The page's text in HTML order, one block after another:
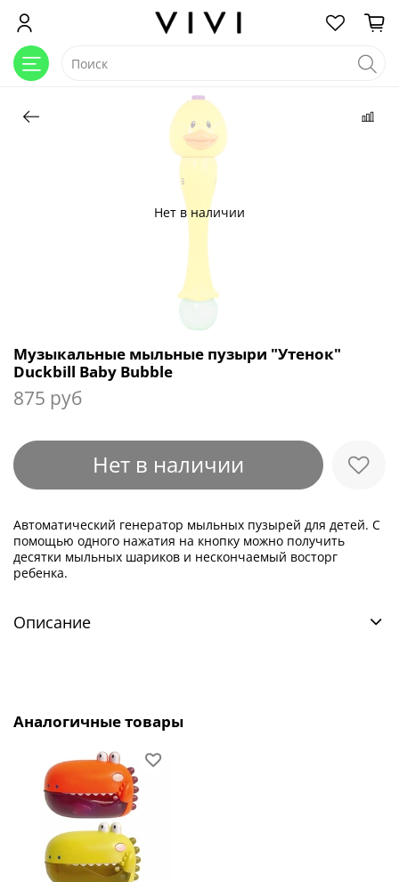
Нет в наличии
Музыкальные мыльные пузыри "Утенок"
Duckbill Baby Bubble
875 руб
Нет в наличии
Автоматический генератор мыльных пузырей для детей. С
помощью одного нажатия на кнопку можно получить
десятки мыльных шариков и нескончаемый восторг
ребенка.
Описание
Аналогичные товары